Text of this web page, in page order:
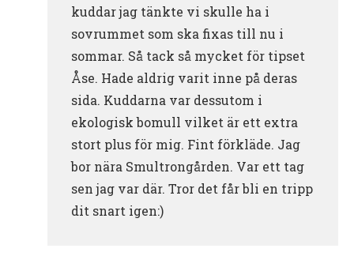
kuddar jag tänkte vi skulle ha i
sovrummet som ska fixas till nu i
sommar. Så tack så mycket för tipset
Åse. Hade aldrig varit inne på deras
sida. Kuddarna var dessutom i
ekologisk bomull vilket är ett extra
stort plus för mig. Fint förkläde. Jag
bor nära Smultrongården. Var ett tag
sen jag var där. Tror det får bli en tripp
dit snart igen:)